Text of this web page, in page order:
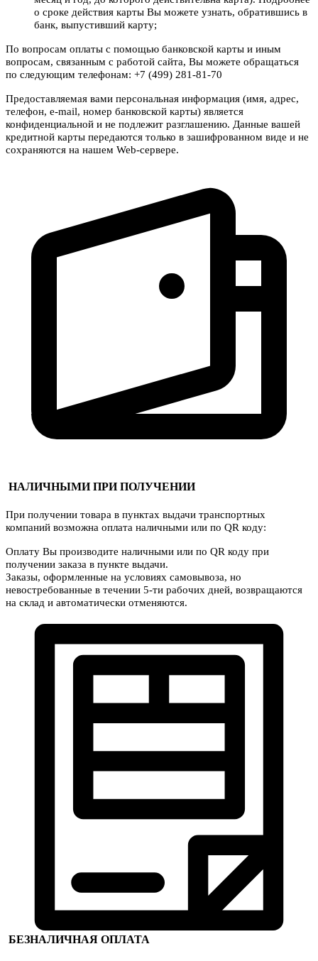
о сроке действия карты Вы можете узнать, обратившись в
банк, выпустивший карту;
По вопросам оплаты с помощью банковской карты и иным
вопросам, связанным с работой сайта, Вы можете обращаться
по следующим телефонам: +7 (499) 281-81-70
Предоставляемая вами персональная информация (имя, адрес,
телефон, e-mail, номер банковской карты) является
конфиденциальной и не подлежит разглашению. Данные вашей
кредитной карты передаются только в зашифрованном виде и не
сохраняются на нашем Web-сервере.
НАЛИЧНЫМИ ПРИ ПОЛУЧЕНИИ
При получении товара в пунктах выдачи транспортных
компаний возможна оплата наличными или по QR коду:
Оплату Вы производите наличными или по QR коду при
получении заказа в пункте выдачи.
Заказы, оформленные на условиях самовывоза, но
невостребованные в течении 5-ти рабочих дней, возвращаются
на склад и автоматически отменяются.
БЕЗНАЛИЧНАЯ ОПЛАТА